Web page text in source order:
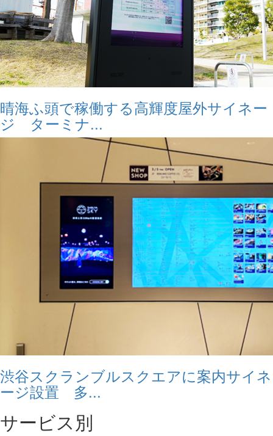
晴海ふ頭で稼働する高輝度屋外サイネー
ジ ターミナ...
渋谷スクランブルスクエアに案内サイネ
ージ設置 多...
サービス別